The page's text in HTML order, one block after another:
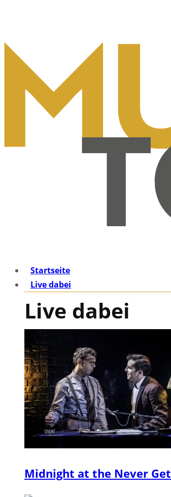
Startseite
Live dabei
Live dabei
Midnight at the Never Get